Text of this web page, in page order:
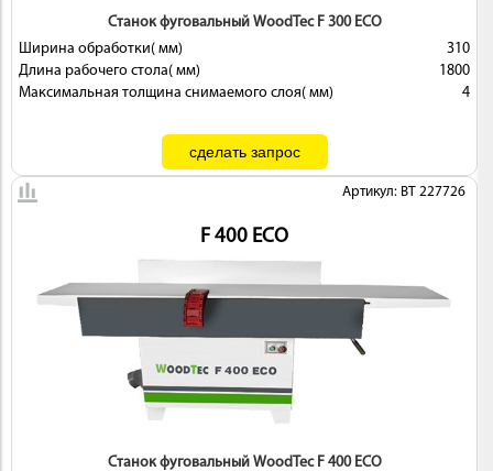
Станок фуговальный WoodTec F 300 ECO
Ширина обработки( мм)
310
Длина рабочего стола( мм)
1800
Максимальная толщина снимаемого слоя( мм)
4
Артикул: BT 227726
F 400 ECO
Станок фуговальный WoodTec F 400 ECO